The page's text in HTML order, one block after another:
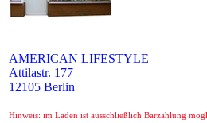
AMERICAN LIFESTYLE
Attilastr. 177
12105 Berlin
Hinweis: im Laden ist ausschließlich Barzahlung